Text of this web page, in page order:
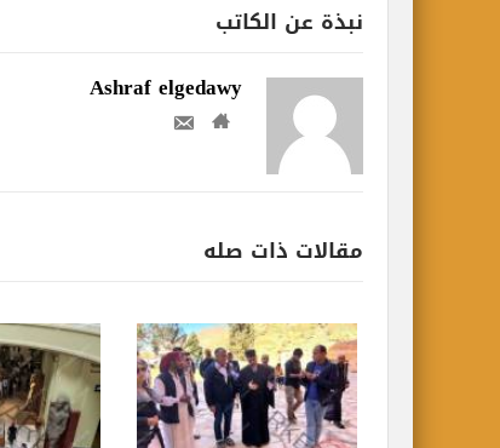
نبذة عن الكاتب
Ashraf elgedawy
مقالات ذات صله